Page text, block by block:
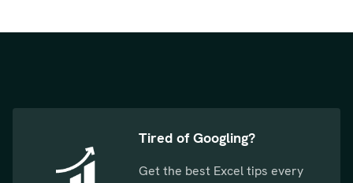
Tired of Googling?
Get the best Excel tips every